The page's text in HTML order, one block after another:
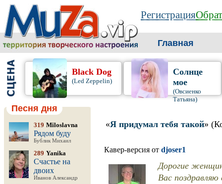
Регистрация
Главная
Black Dog
(Led Zeppelin)
Солнце
мое
(Овсиенко
Татьяна)
Песня дня
319 Miloslavna
Рядом буду
Бублик Михаил
289 Yanika
Счастье на
двоих
Иванов Александр
«Я придумал тебя такой»
Кавер-версия от djoser1
Дорогие
Вас